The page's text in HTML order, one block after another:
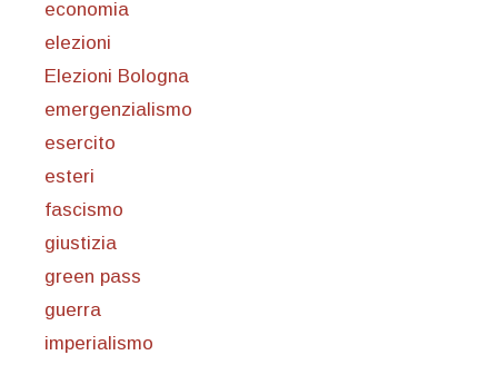
economia
elezioni
Elezioni Bologna
emergenzialismo
esercito
esteri
fascismo
giustizia
green pass
guerra
imperialismo